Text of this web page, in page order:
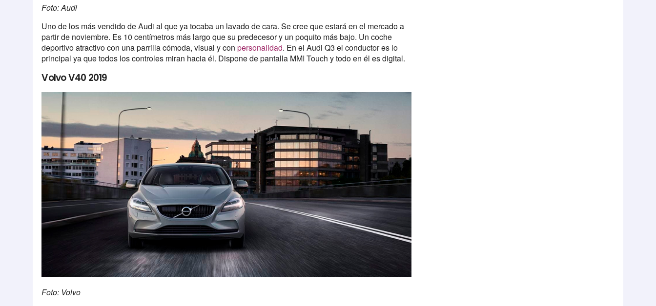
Foto: Audi
Uno de los más vendido de Audi al que ya tocaba un lavado de cara. Se cree que estará en el mercado a
partir de noviembre. Es 10 centímetros más largo que su predecesor y un poquito más bajo. Un coche
deportivo atractivo con una parrilla cómoda, visual y conpersonalidad. En el Audi Q3 el conductor es lo
principal ya que todos los controles miran hacia él. Dispone de pantalla MMI Touch y todo en él es digital.
Volvo V40 2019
Foto: Volvo